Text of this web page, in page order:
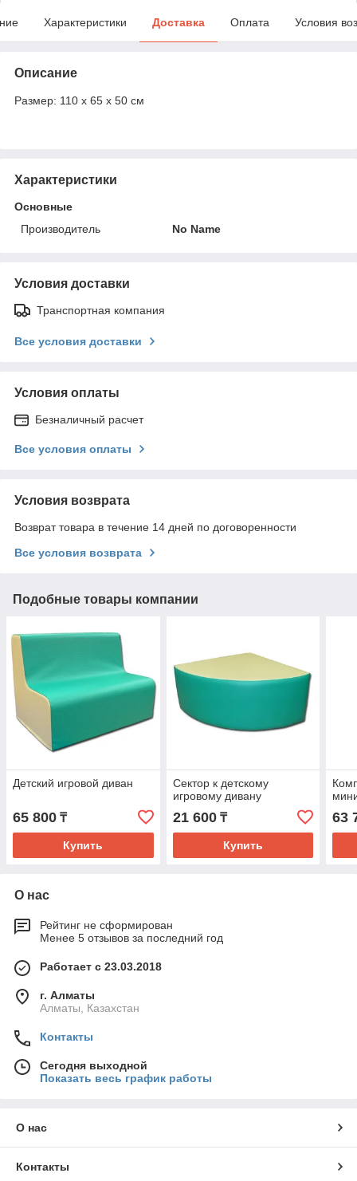
Характеристики Доставка Оплата Условия
Описание
Размер: 110 х 65 х 50 см
Характеристики
Основные
Производитель
No Name
Условия доставки
Транспортная компания
Все условия доставки
Условия оплаты
Безналичный расчет
Все условия оплаты
Условия возврата
Возврат товара в течение 14 дней по договоренности
Все условия возврата
Подобные товары компании
Детский игровой диван
65 800 ₸
Купить
Сектор к детскому
игровому дивану
21 600₸
Купить
63
О нас
Рейтинг не сформирован
Менее 5 отзывов за последний год
Работает с 23.03.2018
г. Алматы
Алматы, Казахстан
Контакты
Сегодня выходной
Показать весь график работы
О нас
Контакты